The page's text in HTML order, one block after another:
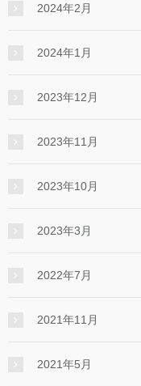
2024年2月
2024年1月
2023年12月
2023年11月
2023年10月
2023年3月
2022年7月
2021年11月
2021年5月